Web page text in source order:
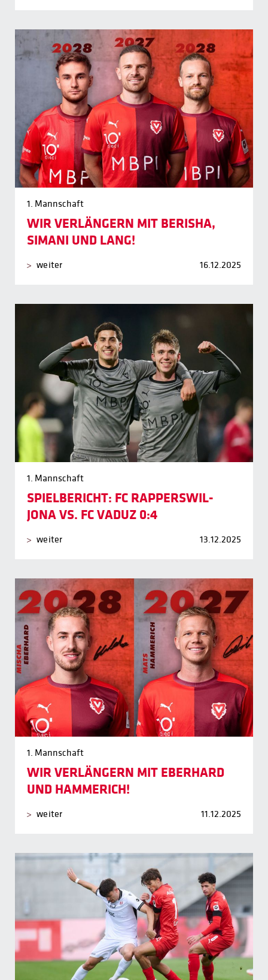
1. Mannschaft
WIR VERLÄNGERN MIT BERISHA,
SIMANI UND LANG!
weiter 16.12.2025
1. Mannschaft
SPIELBERICHT: FC RAPPERSWIL-
JONA VS. FC VADUZ 0:4
weiter 13.12.2025
1. Mannschaft
WIR VERLÄNGERN MIT EBERHARD
UND HAMMERICH!
weiter 11.12.2025